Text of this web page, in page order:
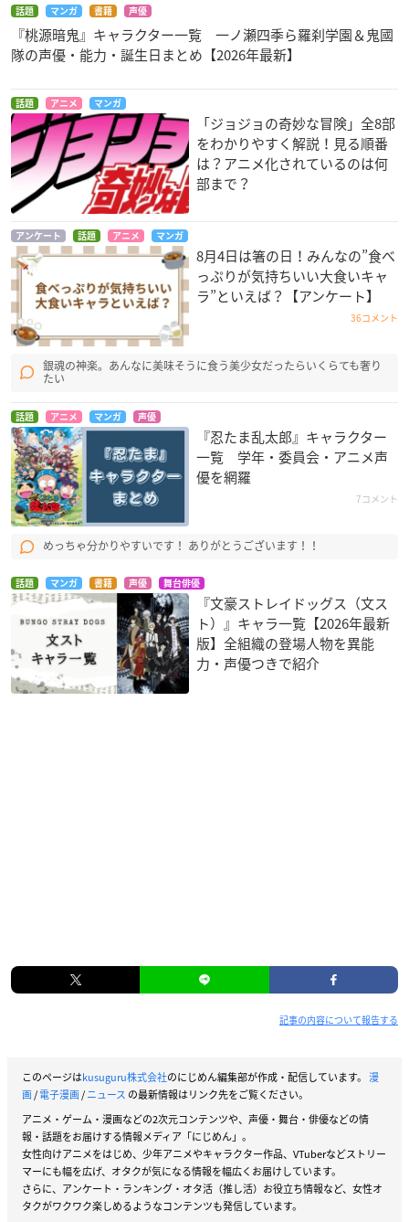
話題 マンガ 書籍 声優
『桃源暗鬼』キャラクター一覧 一ノ瀬四季ら羅刹学園＆鬼國
隊の声優・能力・誕生日まとめ【2026年最新】
話題 アニメ マンガ
「ジョジョの奇妙な冒険」全8部
をわかりやすく解説！見る順番
は？アニメ化されているのは何
部まで？
アンケート 話題 アニメ マンガ
8月4日は箸の日！みんなの”食べ
っぷりが気持ちいい大食いキャ
ラ”といえば？【アンケート】
36コメント
銀魂の神楽。あんなに美味そうに食う美少女だったらいくらても奢り
たい
話題 アニメ マンガ 声優
『忍たま乱太郎』キャラクター
一覧 学年・委員会・アニメ声
優を網羅
7コメント
めっちゃ分かりやすいです！ ありがとうございます！！
話題 マンガ 書籍 声優 舞台俳優
『文豪ストレイドッグス（文ス
ト）』キャラ一覧【2026年最新
版】全組織の登場人物を異能
力・声優つきで紹介
記事の内容について報告する
このページはkusuguru株式会社のにじめん編集部が作成・配信しています。 漫
画/電子漫画/ニュース の最新情報はリンク先をご覧ください。
アニメ・ゲーム・漫画などの2次元コンテンツや、声優・舞台・俳優などの情
報・話題をお届けする情報メディア「にじめん」。
女性向けアニメをはじめ、少年アニメやキャラクター作品、VTuberなどストリー
マーにも幅を広げ、オタクが気になる情報を幅広くお届けしています。
さらに、アンケート・ランキング・オタ活（推し活）お役立ち情報など、女性オ
タクがワクワク楽しめるようなコンテンツも発信しています。